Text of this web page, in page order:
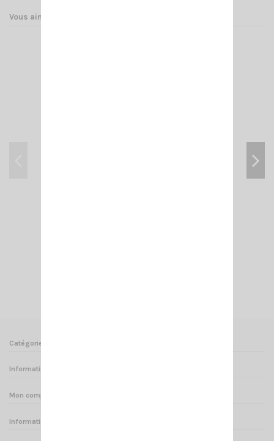
Vous aimerez aussi
Catégories
Informations
Mon compte
Informations sur votre boutique